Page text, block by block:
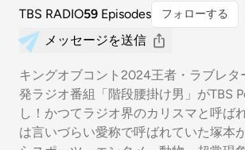
TBS RADIO59 Episodes フォローする
メッセージを送信
キングオブコント2024王者・ラブレタ
発ラジオ番組「階段腰掛け男」がTBS
し！かつてラジオ界のカリスマと呼ば
は言いづらい愛称で呼ばれていた塚本